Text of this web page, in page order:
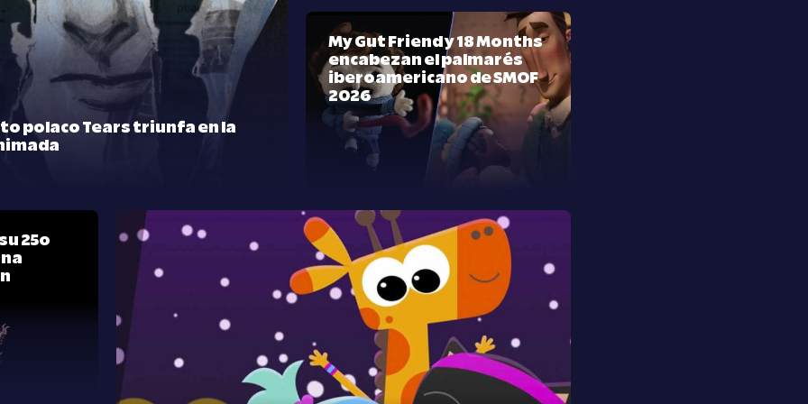
polaco Tears triunfa en la
My Gut Friend y 18 Months
encabezan el palmarés
iberoamericano de SMOF
2026
25º